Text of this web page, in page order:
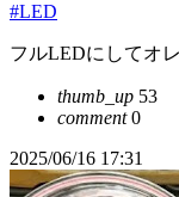
#LED
フルLEDにしてオ
thumb_up 53
comment0
2025/06/16 17:31